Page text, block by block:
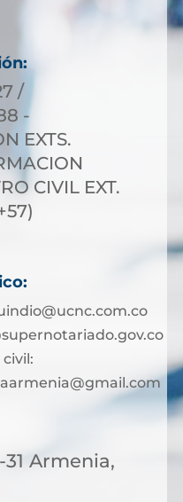
/
-
EXTS.
CIVIL EXT.
31 Armenia,